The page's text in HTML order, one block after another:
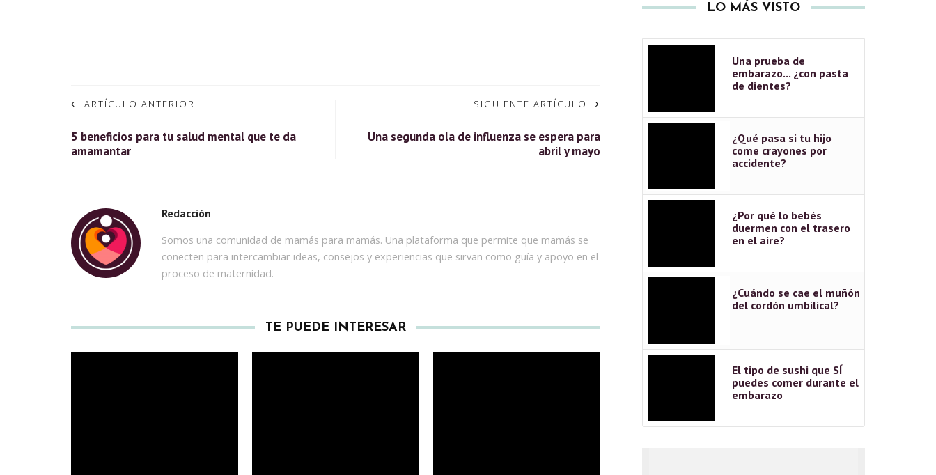
ARTÍCULO ANTERIOR
5 beneficios para tu salud mental que te da
amamantar
SIGUIENTE ARTÍCULO
Una segunda ola de influenza se espera para
abril y mayo
Redacción
Somos una comunidad de mamás para mamás. Una plataforma que permite que mamás se
conecten para intercambiar ideas, consejos y experiencias que sirvan como guía y apoyo en el
proceso de maternidad.
TE PUEDE INTERESAR
LO MÁS VISTO
Una prueba de
embarazo... ¿con pasta
de dientes?
¿Qué pasa si tu hijo
come crayones por
accidente?
¿Por qué lo bebés
duermen con el trasero
en el aire?
¿Cuándo se cae el muñón
del cordón umbilical?
El tipo de sushi que SÍ
puedes comer durante el
embarazo